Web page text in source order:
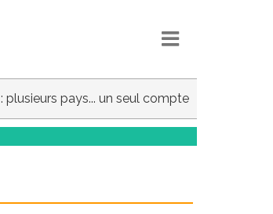
: plusieurs pays... un seul compte